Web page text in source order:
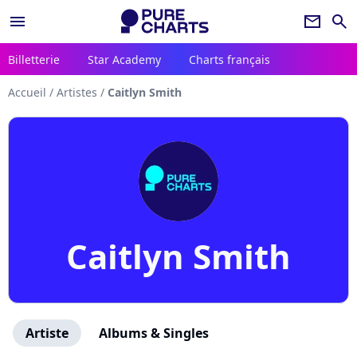
menu newsletter search
Billetterie Star Academy Charts français
Accueil / Artistes / Caitlyn Smith
Caitlyn Smith
Artiste Albums & Singles